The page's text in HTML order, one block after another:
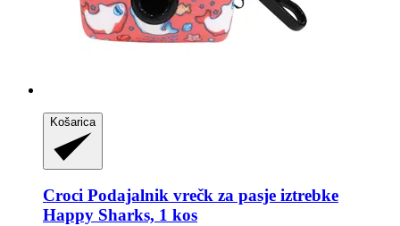
Košarica
Croci Podajalnik vrečk za pasje iztrebke
Happy Sharks, 1 kos